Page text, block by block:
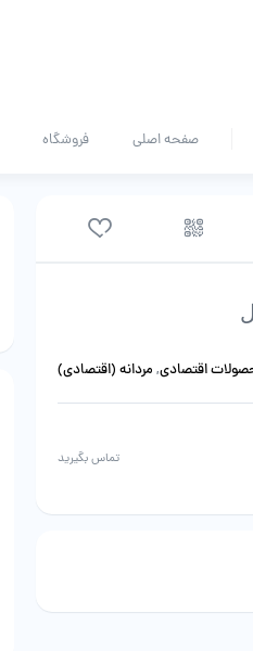
صفحه اصلی فروشگاه
اقتصادی, مردانه (اقتصادی)
تماس بگیرید